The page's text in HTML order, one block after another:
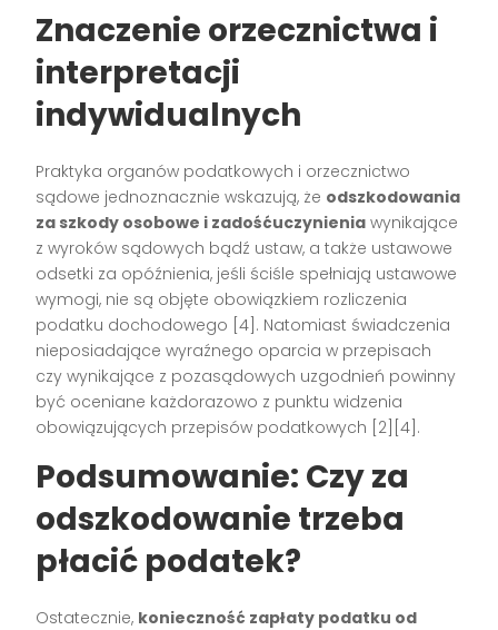
Znaczenie orzecznictwa i
interpretacji
indywidualnych
Praktyka organów podatkowych i orzecznictwo
sądowe jednoznacznie wskazują, że odszkodowania
za szkody osobowe i zadośćuczynienia wynikające
z wyroków sądowych bądź ustaw, a także ustawowe
odsetki za opóźnienia, jeśli ściśle spełniają ustawowe
wymogi, nie są objęte obowiązkiem rozliczenia
podatku dochodowego [4]. Natomiast świadczenia
nieposiadające wyraźnego oparcia w przepisach
czy wynikające z pozasądowych uzgodnień powinny
być oceniane każdorazowo z punktu widzenia
obowiązujących przepisów podatkowych [2][4].
Podsumowanie: Czy za
odszkodowanie trzeba
płacić podatek?
Ostatecznie, konieczność zapłaty podatku od